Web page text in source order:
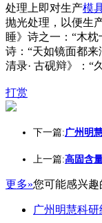
处理上即对生产模
抛光处理，以便生
睡》诗之一：“木枕
诗：“天如镜面都
清录· 古砚辩》：“
打赏
下一篇:广州明
上一篇:高固含
更多»您可能感兴趣
广州明慧科